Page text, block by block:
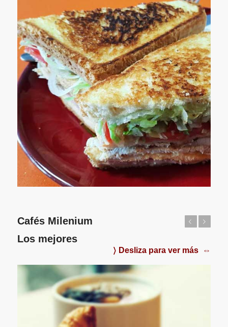
Cafés Milenium
Los mejores
〉 Desliza para ver más ⇔